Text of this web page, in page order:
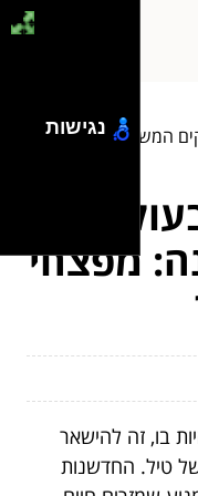
המשתנה: מפצחי
מפצחי
בו, זה להישאר
טיל. החדשנות
נגישות